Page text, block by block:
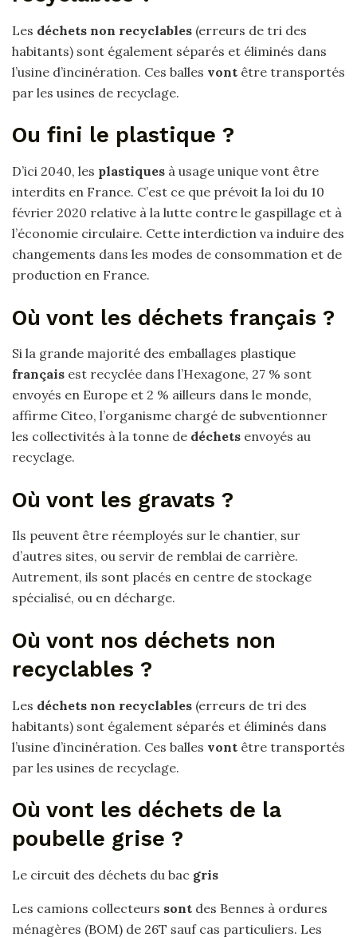
Les déchets non recyclables (erreurs de tri des
habitants) sont également séparés et éliminés dans
l’usine d’incinération. Ces balles vont être transportés
par les usines de recyclage.
Ou fini le plastique ?
D’ici 2040, les plastiques à usage unique vont être
interdits en France. C’est ce que prévoit la loi du 10
février 2020 relative à la lutte contre le gaspillage et à
l’économie circulaire. Cette interdiction va induire des
changements dans les modes de consommation et de
production en France.
Où vont les déchets français ?
Si la grande majorité des emballages plastique
français est recyclée dans l’Hexagone, 27 % sont
envoyés en Europe et 2 % ailleurs dans le monde,
affirme Citeo, l’organisme chargé de subventionner
les collectivités à la tonne de déchets envoyés au
recyclage.
Où vont les gravats ?
Ils peuvent être réemployés sur le chantier, sur
d’autres sites, ou servir de remblai de carrière.
Autrement, ils sont placés en centre de stockage
spécialisé, ou en décharge.
Où vont nos déchets non
recyclables ?
Les déchets non recyclables (erreurs de tri des
habitants) sont également séparés et éliminés dans
l’usine d’incinération. Ces balles vont être transportés
par les usines de recyclage.
Où vont les déchets de la
poubelle grise ?
Le circuit des déchets du bac gris
Les camions collecteurs sont des Bennes à ordures
ménagères (BOM) de 26T sauf cas particuliers. Les